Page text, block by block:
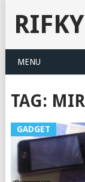
MENU
TAG:
GADGET